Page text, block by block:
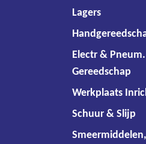
Lagers
Electr & Pneum.
Gereedschap
Werkplaats
Schuur & Slijp